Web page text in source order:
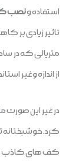
استفاده ونصب
تاثیر زیادی بر
متریالی که در
از اندازه و غیر
در غیر این صورت
کرد. خوشبختانه
کف های کاذب